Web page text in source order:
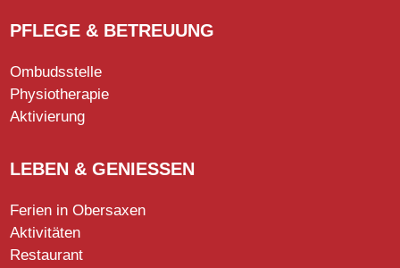
PFLEGE & BETREUUNG
Ombudsstelle
Physiotherapie
Aktivierung
LEBEN & GENIESSEN
Ferien in Obersaxen
Aktivitäten
Restaurant